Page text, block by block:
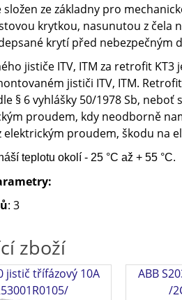
složen ze základny pro
krytkou, nasunutou z
krytí před nebezpečným
jističe ITV, ITM za retrofit
jističi ITV, ITM.
§ 6 vyhlášky 50/1978 Sb,
proudem, kdy neodborně
proudem, škodu na
teplotu okolí - 25 °C až + 55 °C.
: 3
zboží
jistič třífázový 10A
ABB
/